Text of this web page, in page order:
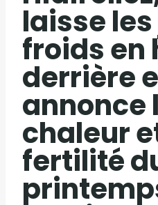
laisse
froids en
derrière
annonce
chaleur
fertilité